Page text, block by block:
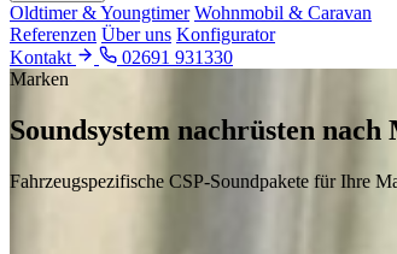
Oldtimer & Youngtimer Wohnmobil & Caravan
Referenzen Über uns Konfigurator
Kontakt
02691 931330
Marken
Soundsystem nachrüsten nach
Fahrzeugspezifische CSP-Soundpakete für Ihre